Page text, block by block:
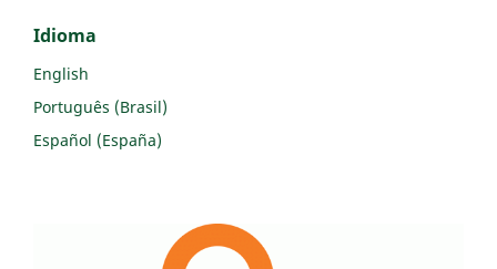
Idioma
English
Português (Brasil)
Español (España)